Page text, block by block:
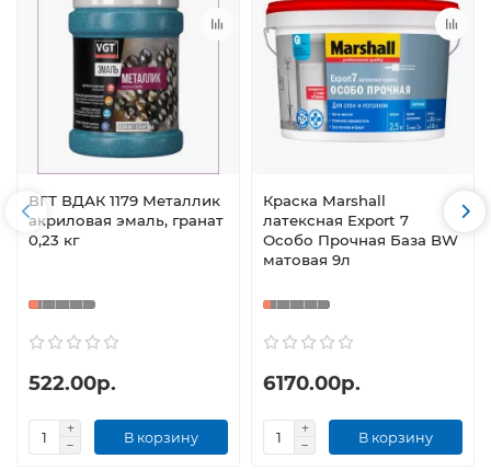
ВГТ ВДАК 1179 Металлик
акриловая эмаль, гранат
0,23 кг
522.00р.
В корзину
Краска Marshall
латексная Export 7
Особо Прочная База BW
матовая 9л
6170.00р.
В корзину